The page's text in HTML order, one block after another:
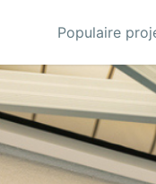
Populaire